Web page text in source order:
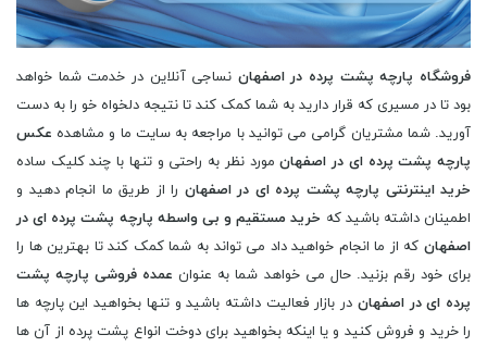
فروشگاه پارچه پشت پرده در اصفهان نساجی آنلاین در خدمت شما خواهد
بود تا در مسیری که قرار دارید به شما کمک کند تا نتیجه دلخواه خو را به دست
آورید. شما مشتریان گرامی می توانید با مراجعه به سایت ما و مشاهده عکس
پارچه پشت پرده ای در اصفهانمورد نظر به راحتی و تنها با چند کلیک ساده
خرید اینترنتی پارچه پشت پرده ای در اصفهان را از طریق ما انجام دهید و
اطمینان داشته باشید که خرید مستقیم و بی واسطه پارچه پشت پرده ای در
اصفهان که از ما انجام خواهید داد می تواند به شما کمک کند تا بهترین ها را
برای خود رقم بزنید. حال می خواهد شما به عنوان عمده فروشی پارچه پشت
پرده ای در اصفهان در بازار فعالیت داشته باشید و تنها بخواهید این پارچه ها
را خرید و فروش کنید و یا اینکه بخواهید برای دوخت انواع پشت پرده از آن ها